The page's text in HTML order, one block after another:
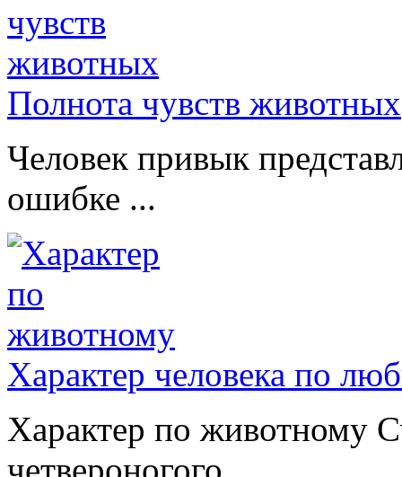
Полнота чувств животных
Человек привык
ошибке ...
Характер человека по
Характер по животному
четвероногого ...